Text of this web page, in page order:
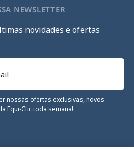
NEWSLETTER
novidades e ofertas
nossas ofertas exclusivas, novos
Equi-Clic toda semana!